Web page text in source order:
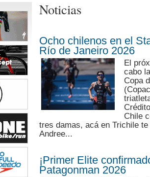
Noticias
Ocho chilenos en el
Río de Janeiro 2026
El
cabo
Copa
Chile
tres damas, acá en Trichile
Andree...
¡Primer Elite
Patagonman 2026